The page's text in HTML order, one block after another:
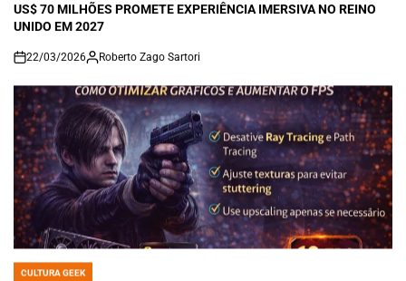
US$ 70 MILHÕES PROMETE EXPERIÊNCIA IMERSIVA NO REINO
UNIDO EM 2027
on
22/03/2026 Roberto Zago Sartori
POSTED
CULTURA GEEK